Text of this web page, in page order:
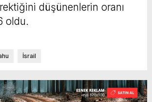
düşünenlerin oranı
oldu.
İsrail